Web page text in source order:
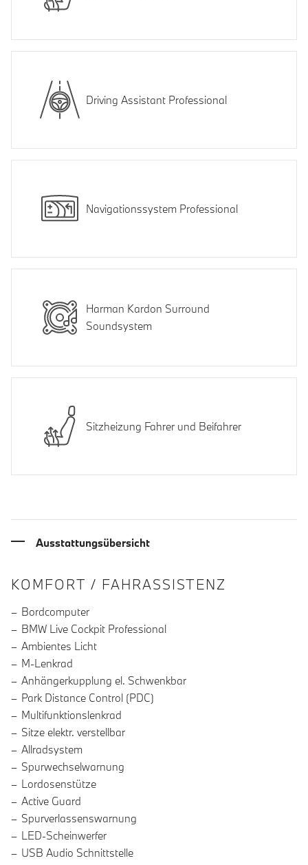
Driving Assistant Professional
Navigationssystem Professional
Harman Kardon Surround
Soundsystem
Sitzheizung Fahrer und Beifahrer
Ausstattungsübersicht
INFORMATIONEN ÜBER DIE
KOMFORT / FAHRASSISTENZ
Bordcomputer
BMW Live Cockpit Professional
Ambientes Licht
M-Lenkrad
Anhängerkupplung el. Schwenkbar
Park Distance Control (PDC)
Multifunktionslenkrad
Sitze elektr. verstellbar
Allradsystem
Spurwechselwarnung
Lordosenstütze
Active Guard
Spurverlassenswarnung
LED-Scheinwerfer
USB Audio Schnittstelle